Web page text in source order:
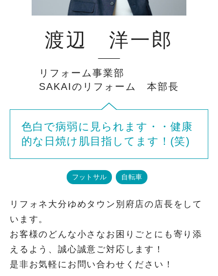
渡辺 洋一郎
リフォーム事業部
SAKAIのリフォーム 本部長
色白で病弱に見られます・・健康
的な日焼け肌目指してます！(笑)
フットサル 自転車
リフォネ大分ゆめタウン別府店の店長をして
います。
お客様のどんな小さなお困りごとにも寄り添
えるよう、誠心誠意ご対応します！
是非お気軽にお問い合わせください！